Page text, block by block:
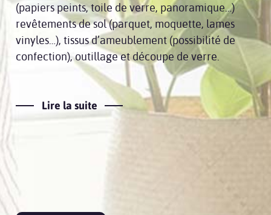
(papiers peints, toile de verre, panoramique…)
revêtements de sol (parquet, moquette, lames
vinyles…), tissus d’ameublement (possibilité de
confection), outillage et découpe de verre.
Lire la suite